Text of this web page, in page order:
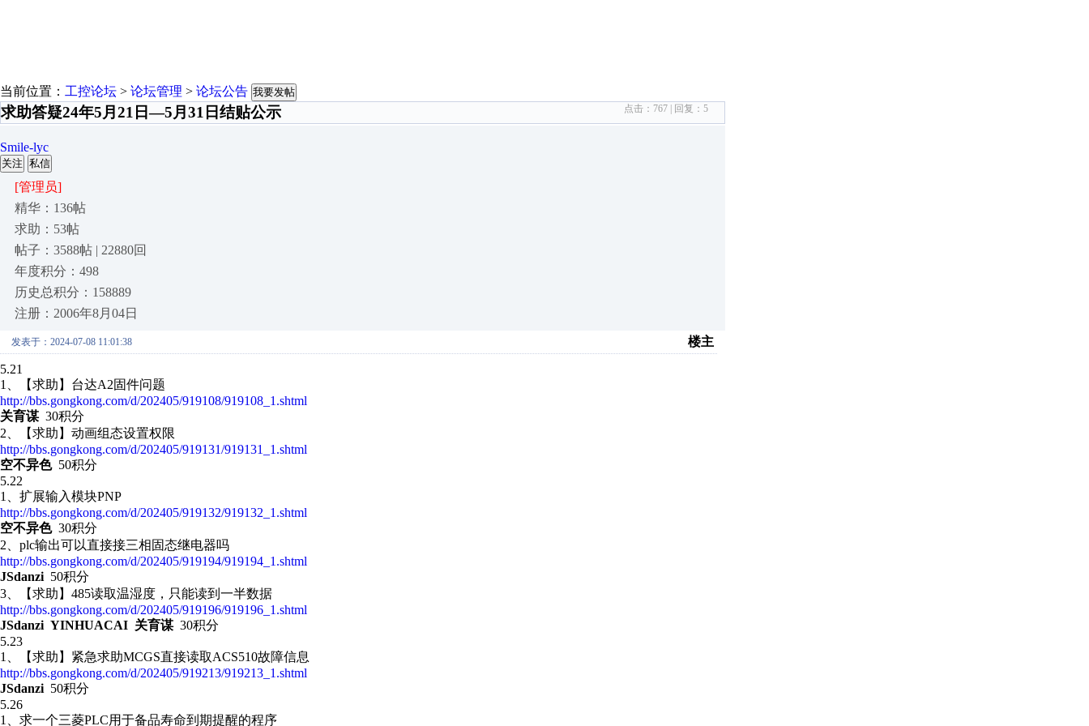
当前位置： 工控论坛 > 论坛管理 > 论坛公告 我要发帖
求助答疑24年5月21日—5月31日结贴公示 点击： 767 | 回复： 5
Smile-lyc
关注 私信
[管理员]
精华：136帖
求助：53帖
帖子：3588帖 | 22880回
年度积分：498
历史总积分：158889
注册：2006年8月04日
发表于：2024-07-08 11:01:38
楼主
5.21
1、【求助】台达A2固件问题
http://bbs.gongkong.com/d/202405/919108/919108_1.shtml
关育谋 30积分
2、【求助】动画组态设置权限
http://bbs.gongkong.com/d/202405/919131/919131_1.shtml
空不异色 50积分
5.22
1、 扩展输入模块PNP
http://bbs.gongkong.com/d/202405/919132/919132_1.shtml
空不异色 30积分
2、 plc输出可以直接接三相固态继电器吗
http://bbs.gongkong.com/d/202405/919194/919194_1.shtml
JSdanzi 50积分
3、【求助】485读取温湿度，只能读到一半数据
http://bbs.gongkong.com/d/202405/919196/919196_1.shtml
JSdanzi YINHUACAI 关育谋 30积分
5.23
1、【求助】紧急求助MCGS直接读取ACS510故障信息
http://bbs.gongkong.com/d/202405/919213/919213_1.shtml
JSdanzi 50积分
5.26
1、求一个三菱PLC用于备品寿命到期提醒的程序